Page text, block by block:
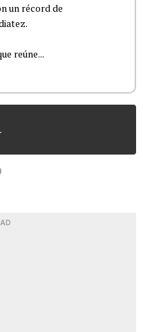
un récord de
reúne...